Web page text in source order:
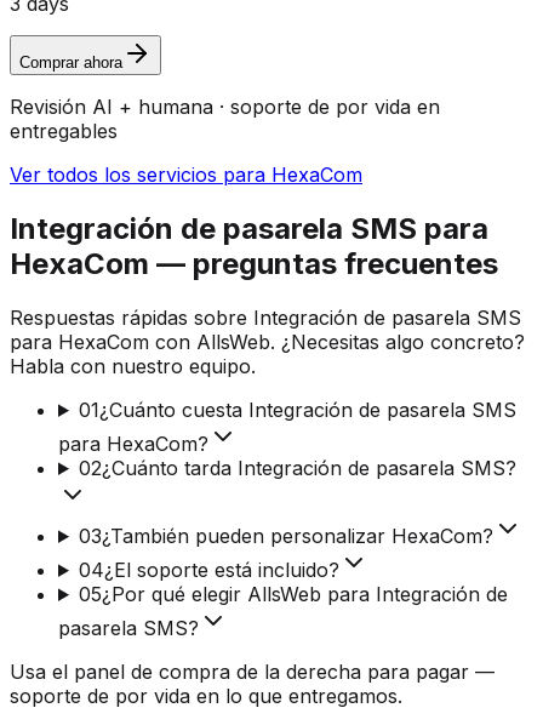
Comprar ahora
Revisión AI + humana · soporte de por vida en
entregables
Ver todos los servicios para HexaCom
Integración de pasarela SMS para
HexaCom — preguntas frecuentes
Respuestas rápidas sobre Integración de pasarela SMS
para HexaCom con AllsWeb. ¿Necesitas algo concreto?
Habla con nuestro equipo.
01¿Cuánto cuesta Integración de pasarela SMS
para HexaCom?
02¿Cuánto tarda Integración de pasarela SMS?
03¿También pueden personalizar HexaCom?
04¿El soporte está incluido?
05¿Por qué elegir AllsWeb para Integración de
pasarela SMS?
Usa el panel de compra de la derecha para pagar —
soporte de por vida en lo que entregamos.